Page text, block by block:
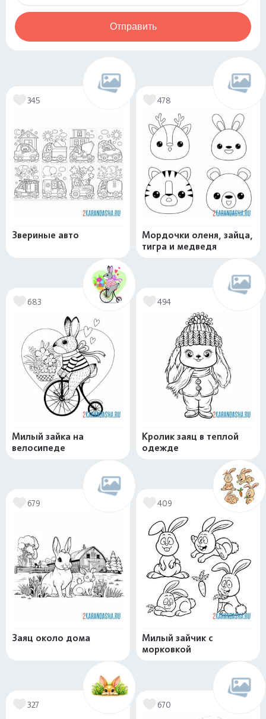
Отправить
345
Звериные авто
478
Мордочки оленя, зайца,
тигра и медведя
683
Милый зайка на
велосипеде
494
Кролик заяц в теплой
одежде
679
Заяц около дома
409
Милый зайчик с
морковкой
327 670